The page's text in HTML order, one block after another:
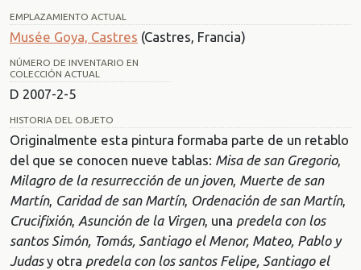
EMPLAZAMIENTO ACTUAL
Musée Goya, Castres (Castres, Francia)
NÚMERO DE INVENTARIO EN
COLECCIÓN ACTUAL
D 2007-2-5
HISTORIA DEL OBJETO
Originalmente esta pintura formaba parte de un retablo
del que se conocen nueve tablas: Misa de san Gregorio,
Milagro de la resurrección de un joven, Muerte de san
Martín, Caridad de san Martín, Ordenación de san Martín,
Crucifixión, Asunción de la Virgen, una predela con los
santos Simón, Tomás, Santiago el Menor, Mateo, Pablo y
Judasy otra predela con los santos Felipe, Santiago el